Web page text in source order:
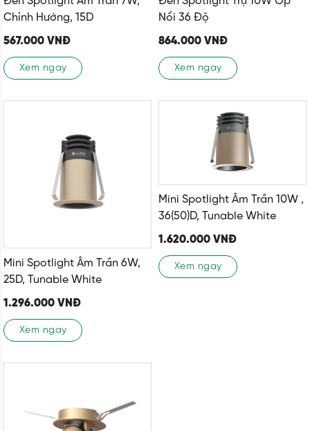
Chỉnh Hướng, 15D
567.000 VNĐ
Xem ngay
Nổi 36 Độ
864.000 VNĐ
Xem ngay
Mini Spotlight Âm Trần 6W,
25D, Tunable White
1.296.000 VNĐ
Xem ngay
Mini Spotlight Âm Trần 10W ,
36(50)D, Tunable White
1.620.000 VNĐ
Xem ngay